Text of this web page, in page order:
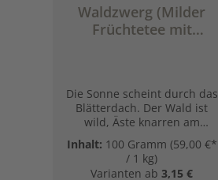
Waldzwerg (Milder
Früchtetee mit
Die Sonne scheint durch das
Blätterdach. Der Wald ist
wild, Äste knarren am
Moos umgibt den Boden
und die Baumstämme, der
Inhalt: 100 Gramm (59,00 €*
/ 1 kg)
Varianten ab 3,15 €